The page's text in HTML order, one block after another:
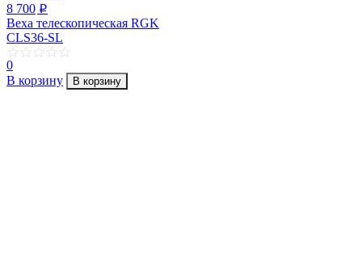
8 700 p
Веха телескопическая RGK
CLS36-SL
0
В корзину
В корзину